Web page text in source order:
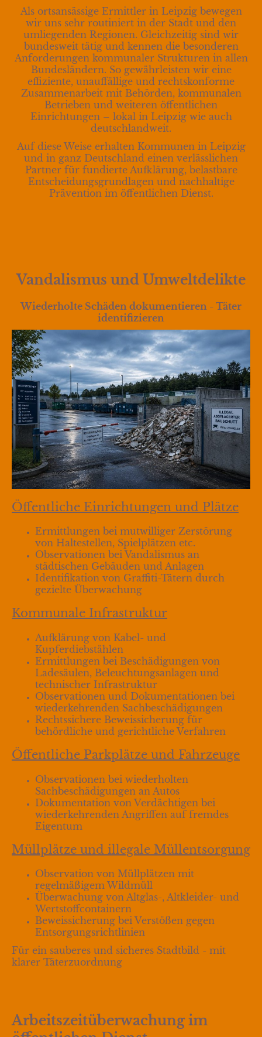
Als ortsansässige Ermittler in Leipzig bewegen
wir uns sehr routiniert in der Stadt und den
umliegenden Regionen. Gleichzeitig sind wir
bundesweit tätig und kennen die besonderen
Anforderungen kommunaler Strukturen in allen
Bundesländern. So gewährleisten wir eine
effiziente, unauffällige und rechtskonforme
Zusammenarbeit mit Behörden, kommunalen
Betrieben und weiteren öffentlichen
Einrichtungen – lokal in Leipzig wie auch
deutschlandweit.
Auf diese Weise erhalten Kommunen in Leipzig
und in ganz Deutschland einen verlässlichen
Partner für fundierte Aufklärung, belastbare
Entscheidungsgrundlagen und nachhaltige
Prävention im öffentlichen Dienst.
Vandalismus und Umweltdelikte
Wiederholte Schäden dokumentieren - Täter
identifizieren
Öffentliche Einrichtungen und Plätze
Ermittlungen bei mutwilliger Zerstörung
von Haltestellen, Spielplätzen etc.
Observationen bei Vandalismus an
städtischen Gebäuden und Anlagen
Identifikation von Graffiti-Tätern durch
gezielte Überwachung
Kommunale Infrastruktur
Aufklärung von Kabel- und
Kupferdiebstählen
Ermittlungen bei Beschädigungen von
Ladesäulen, Beleuchtungsanlagen und
technischer Infrastruktur
Observationen und Dokumentationen bei
wiederkehrenden Sachbeschädigungen
Rechtssichere Beweissicherung für
behördliche und gerichtliche Verfahren
Öffentliche Parkplätze und Fahrzeuge
Observationen bei wiederholten
Sachbeschädigungen an Autos
Dokumentation von Verdächtigen bei
wiederkehrenden Angriffen auf fremdes
Eigentum
Müllplätze und illegale Müllentsorgung
Observation von Müllplätzen mit
regelmäßigem Wildmüll
Überwachung von Altglas-, Altkleider- und
Wertstoffcontainern
Beweissicherung bei Verstößen gegen
Entsorgungsrichtlinien
Für ein sauberes und sicheres Stadtbild - mit
klarer Täterzuordnung
Arbeitszeitüberwachung im